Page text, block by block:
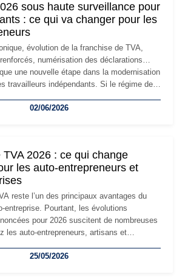
sous haute surveillance pour
: ce qui va changer pour les
évolution de la franchise de TVA,
numérisation des déclarations…
une nouvelle étape dans la modernisation
travailleurs indépendants. Si le régime de
devront s'adapter à un environnement
02/06/2026
TVA 2026 : ce qui change
les auto-entrepreneurs et
reste l’un des principaux avantages du
entreprise. Pourtant, les évolutions
pour 2026 suscitent de nombreuses
les auto-entrepreneurs, artisans et
de bascule vers la TVA : les règles
25/05/2026